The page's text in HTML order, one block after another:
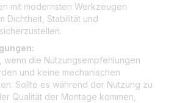
mit modernsten Werkzeugen
Dichtheit, Stabilität und
wenn die Nutzungsempfehlungen
und keine mechanischen
Sollte es während der Nutzung zu
Qualität der Montage kommen,